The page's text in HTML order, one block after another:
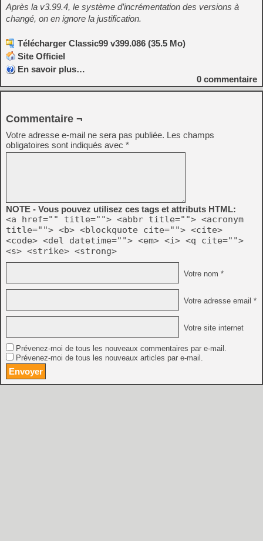
Après la v3.99.4, le système d’incrémentation des versions à
changé, on en ignore la justification.
Télécharger Classic99 v399.086 (35.5 Mo)
Site Officiel
En savoir plus…
0 commentaire
Commentaire ¬
Votre adresse e-mail ne sera pas publiée. Les champs
obligatoires sont indiqués avec *
NOTE - Vous pouvez utilisez ces tags et attributs HTML:
<a href="" title=""> <abbr title=""> <acronym
title=""> <b> <blockquote cite=""> <cite>
<code> <del datetime=""> <em> <i> <q cite="">
<s> <strike> <strong>
Votre nom *
Votre adresse email *
Votre site internet
Prévenez-moi de tous les nouveaux commentaires par e-mail.
Prévenez-moi de tous les nouveaux articles par e-mail.